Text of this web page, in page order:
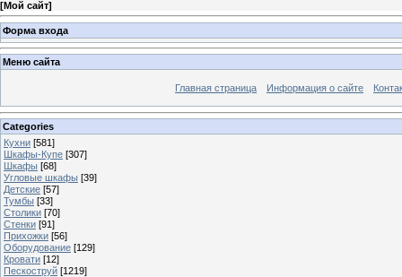
[Мой сайт]
Форма входа
Меню сайта
Главная страница Информация о сайте
Categories
Кухни [581]
Шкафы-Купе [307]
Шкафы [68]
Угловые шкафы [39]
Детские [57]
Тумбы [33]
Столики [70]
Стенки [91]
Прихожки [56]
Оборудование [129]
Кровати [12]
Пескоструй [1219]